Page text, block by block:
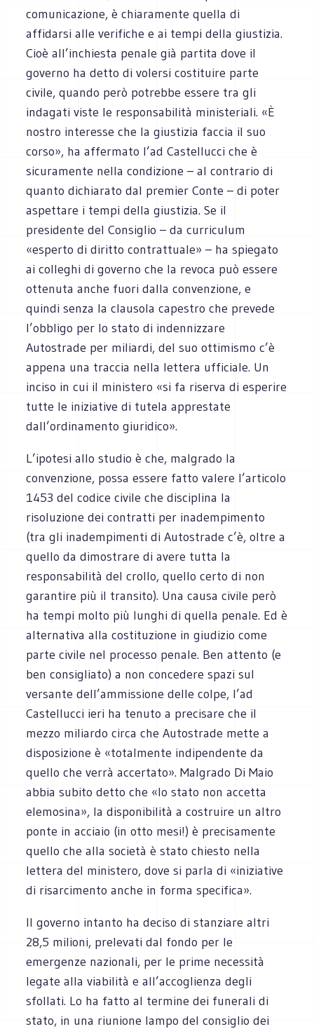
comunicazione, è chiaramente quella di
affidarsi alle verifiche e ai tempi della giustizia.
Cioè all’inchiesta penale già partita dove il
governo ha detto di volersi costituire parte
civile, quando però potrebbe essere tra gli
indagati viste le responsabilità ministeriali. «È
nostro interesse che la giustizia faccia il suo
corso», ha affermato l’ad Castellucci che è
sicuramente nella condizione – al contrario di
quanto dichiarato dal premier Conte – di poter
aspettare i tempi della giustizia. Se il
presidente del Consiglio – da curriculum
«esperto di diritto contrattuale» – ha spiegato
ai colleghi di governo che la revoca può essere
ottenuta anche fuori dalla convenzione, e
quindi senza la clausola capestro che prevede
l’obbligo per lo stato di indennizzare
Autostrade per miliardi, del suo ottimismo c’è
appena una traccia nella lettera ufficiale. Un
inciso in cui il ministero «si fa riserva di esperire
tutte le iniziative di tutela apprestate
dall’ordinamento giuridico».
L’ipotesi allo studio è che, malgrado la
convenzione, possa essere fatto valere l’articolo
1453 del codice civile che disciplina la
risoluzione dei contratti per inadempimento
(tra gli inadempimenti di Autostrade c’è, oltre a
quello da dimostrare di avere tutta la
responsabilità del crollo, quello certo di non
garantire più il transito). Una causa civile però
ha tempi molto più lunghi di quella penale. Ed è
alternativa alla costituzione in giudizio come
parte civile nel processo penale. Ben attento (e
ben consigliato) a non concedere spazi sul
versante dell’ammissione delle colpe, l’ad
Castellucci ieri ha tenuto a precisare che il
mezzo miliardo circa che Autostrade mette a
disposizione è «totalmente indipendente da
quello che verrà accertato». Malgrado Di Maio
abbia subito detto che «lo stato non accetta
elemosina», la disponibilità a costruire un altro
ponte in acciaio (in otto mesi!) è precisamente
quello che alla società è stato chiesto nella
lettera del ministero, dove si parla di «iniziative
di risarcimento anche in forma specifica».
Il governo intanto ha deciso di stanziare altri
28,5 milioni, prelevati dal fondo per le
emergenze nazionali, per le prime necessità
legate alla viabilità e all’accoglienza degli
sfollati. Lo ha fatto al termine dei funerali di
stato, in una riunione lampo del consiglio dei